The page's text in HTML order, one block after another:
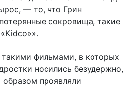
— то, что Грин
сокровища, такие
такими фильмами, в которых
носились безудержно,
проявляли